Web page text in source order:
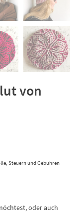
von
Steuern und Gebühren
oder auch